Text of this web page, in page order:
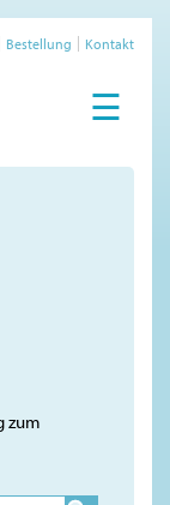
Bestellung Kontakt
☰
zum